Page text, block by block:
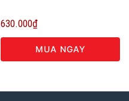
630.000₫
MUA NGAY